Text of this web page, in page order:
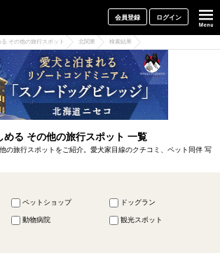
会員登録 ログイン
る その他の旅行スポット 北関東 検索結果
める その他の旅行スポット 一覧
の旅行スポットをご紹介。愛犬家目線のクチコミ、ペット同伴 写
ペットショップ ドッグラン
動物病院 観光スポット